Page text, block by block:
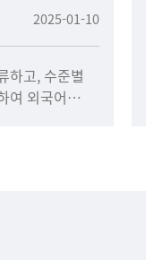
2025-01-10
하고, 수준별
여 외국어